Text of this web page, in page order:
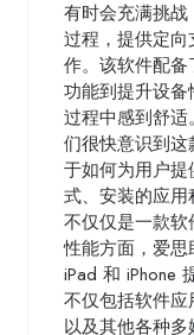
有时会充满挑
过程，提供定
作。该软件配
功能到提升设
过程中感到舒
们很快意识到
于如何为用户
式、安装的应
不仅仅是一款
性能方面，爱
iPad 和 iPhone
不仅包括软件
以及其他各种